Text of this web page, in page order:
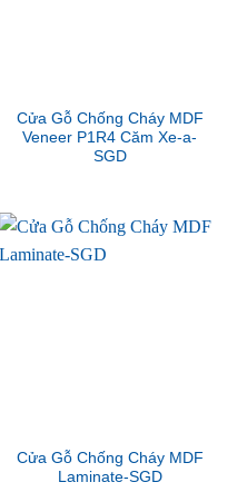
Cửa Gỗ Chống Cháy MDF
Veneer P1R4 Căm Xe-a-
SGD
Cửa Gỗ Chống Cháy MDF
Laminate-SGD